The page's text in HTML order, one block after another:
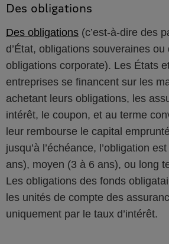
Des obligations
Des obligations (c’est-à-dire des
d’État, obligations souveraines ou
obligations corporate). Les États
entreprises se financent sur les
achetant leurs obligations, les
intérêt, le coupon, et au terme
leur rembourse le capital
jusqu’à l’échéance, l’obligation
ans), moyen (3 à 6 ans), ou long
Les obligations des fonds
les unités de compte des
uniquement par le taux d’intérêt.